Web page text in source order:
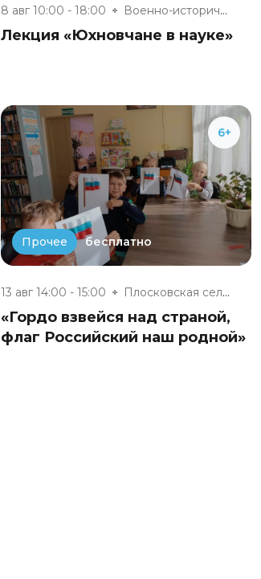
8 авг 10:00 - 18:00 Военно-исторический музей «Юхн...
Лекция «Юхновчане в науке»
6+
Прочее бесплатно
13 авг 14:00 - 15:00 Плосковская сельская библиотек...
«Гордо взвейся над страной,
флаг Российский наш родной»